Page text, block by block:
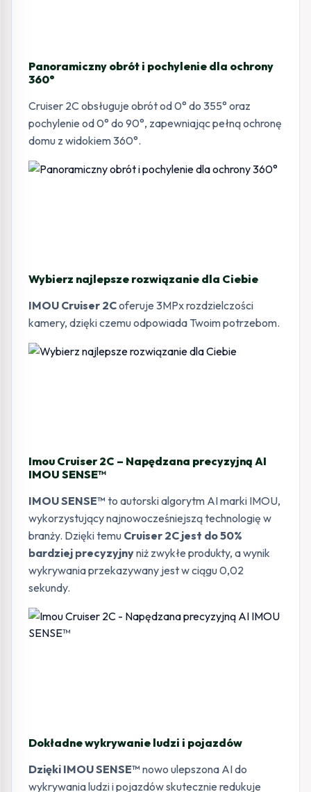
Panoramiczny obrót i pochylenie dla ochrony
360°
Cruiser 2C obsługuje obrót od 0° do 355° oraz
pochylenie od 0° do 90°, zapewniając pełną ochronę
domu z widokiem 360°.
Wybierz najlepsze rozwiązanie dla Ciebie
IMOU Cruiser 2Coferuje 3MPx rozdzielczości
kamery, dzięki czemu odpowiada Twoim potrzebom.
Imou Cruiser 2C – Napędzana precyzyjną AI
IMOU SENSE™
IMOU SENSE™ to autorski algorytm AI marki IMOU,
wykorzystujący najnowocześniejszą technologię w
branży. Dzięki temu Cruiser 2C jest do 50%
bardziej precyzyjnyniż zwykłe produkty, a wynik
wykrywania przekazywany jest w ciągu 0,02
sekundy.
Dokładne wykrywanie ludzi i pojazdów
Dzięki IMOU SENSE™ nowo ulepszona AI do
wykrywania ludzi i pojazdów skutecznie redukuje